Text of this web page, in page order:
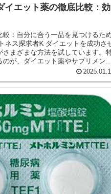
イエット薬の徹底比較：効
較：自分に合う一品を見つけるた
ダイエットを成功させ
さまざまな方法を試しています。
のが、ダイエット薬やサプリメン